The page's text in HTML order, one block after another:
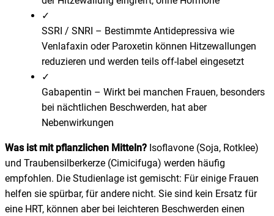
✓
SSRI / SNRI – Bestimmte Antidepressiva wie
Venlafaxin oder Paroxetin können Hitzewallungen
reduzieren und werden teils off-label eingesetzt
✓
Gabapentin – Wirkt bei manchen Frauen, besonders
bei nächtlichen Beschwerden, hat aber
Nebenwirkungen
Was ist mit pflanzlichen Mitteln? Isoflavone (Soja, Rotklee)
und Traubensilberkerze (Cimicifuga) werden häufig
empfohlen. Die Studienlage ist gemischt: Für einige Frauen
helfen sie spürbar, für andere nicht. Sie sind kein Ersatz für
eine HRT, können aber bei leichteren Beschwerden einen